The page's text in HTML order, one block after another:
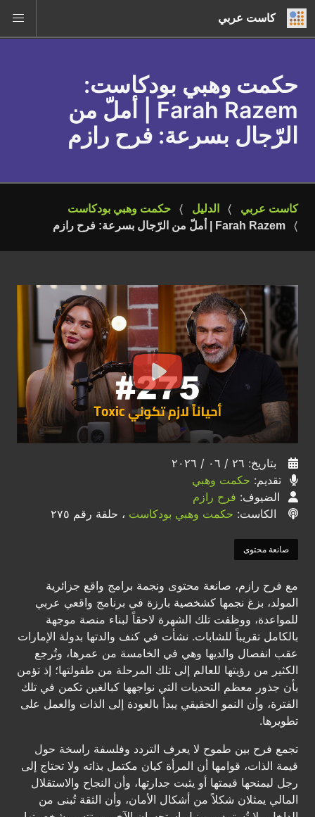
كاست عربي
حكمت وهبي بودكاست:
Farah Razem | أملّ من
الرّجال بسرعة: فرح رازم
كاست عربي الدليل
حكمت وهبي بودكاست
Farah Razem | أملّ من الرّجال بسرعة: فرح رازم
بتاريخ: ٢٦ / ٠٦ / ٢٠٢٦
تقديم: حكمت وهبي
الضيوف: فرح رازم
الكاست: حكمت وهبي بودكاست ، حلقة رقم ٢٧٥
صانعة محتوى
مع فرح رازم، صانعة محتوى ونجمة برامج واقع جزائرية
المولد، بزغ نجمها كشخصية بارزة في برنامج واقعي عربي
للمواعدة، ووظفت تلك الشهرة لاحقاً لبناء منصة موجهة
بالكامل تقريباً للشابات. نشأت في كنف والدتها بدولة الإمارات
عقب انفصال والديها وهي في الخامسة من عمرها، وتُرجع
الكثير من رؤيتها للعالم إلى تلك المرحلة من طفولتها؛ إذ تؤمن
بأن جذور معظم التحديات التي نواجهها كبالغين تكمن في تلك
الفترة، وأن النمو الحقيقي يبدأ بالعودة إلى الذات والعمل على
تطويرها.
تجمع فرح بين طموح لا يعرف التردد وفلسفة راسخة حول
قيمة الذات، قوامها أن المرأة كيان مكتمل بذاته ولا تحتاج إلى
رجل ليمنحها قيمتها أو يثبت جدارتها، وأن النجاح والاستقلال
المالي يمثلان شكلاً من أشكال الأمان، وأن الثقة تُبنى من